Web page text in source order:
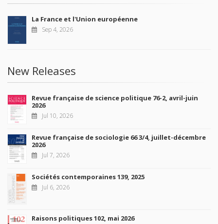
La France et l'Union européenne
Sep 4, 2026
New Releases
Revue française de science politique 76-2, avril-juin
2026
Jul 10, 2026
Revue française de sociologie 66 3/4, juillet-décembre
2026
Jul 7, 2026
Sociétés contemporaines 139, 2025
Jul 6, 2026
Raisons politiques 102, mai 2026